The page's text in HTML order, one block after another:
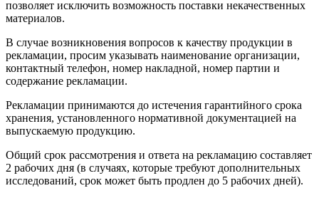
позволяет исключить возможность поставки некачественных
материалов.
В случае возникновения вопросов к качеству продукции в
рекламации, просим указывать наименование организации,
контактный телефон, номер накладной, номер партии и
содержание рекламации.
Рекламации принимаются до истечения гарантийного срока
хранения, установленного нормативной документацией на
выпускаемую продукцию.
Общий срок рассмотрения и ответа на рекламацию составляет
2 рабочих дня (в случаях, которые требуют дополнительных
исследований, срок может быть продлен до 5 рабочих дней).